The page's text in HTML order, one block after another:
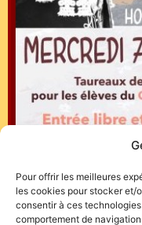
Pour offrir les meilleures
les cookies pour stocker et/
consentir à ces
comportement deEntrée libre